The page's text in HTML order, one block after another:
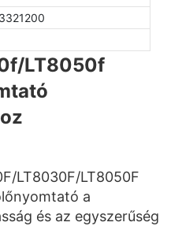
LT8050f
LT8030F/LT8050F
a
és az egyszerűség